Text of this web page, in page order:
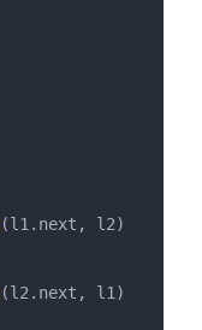
(l1. next , l2)
(l2. next , l1)